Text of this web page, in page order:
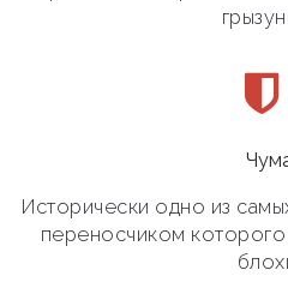
Исторически одно из
переносчиком